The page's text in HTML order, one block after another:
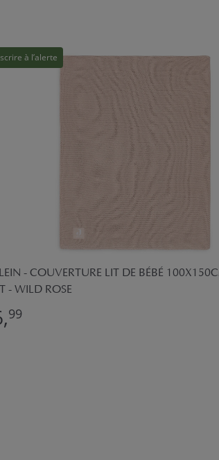
à l’alerte
- COUVERTURE LIT DE BÉBÉ
- WILD ROSE
99